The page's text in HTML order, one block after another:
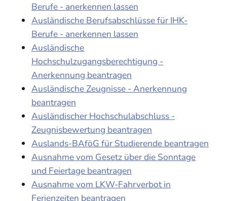
Berufe - anerkennen lassen
Ausländische Berufsabschlüsse für IHK-
Berufe - anerkennen lassen
Ausländische
Hochschulzugangsberechtigung -
Anerkennung beantragen
Ausländische Zeugnisse - Anerkennung
beantragen
Ausländischer Hochschulabschluss -
Zeugnisbewertung beantragen
Auslands-BAföG für Studierende beantragen
Ausnahme vom Gesetz über die Sonntage
und Feiertage beantragen
Ausnahme vom LKW-Fahrverbot in
Ferienzeiten beantragen